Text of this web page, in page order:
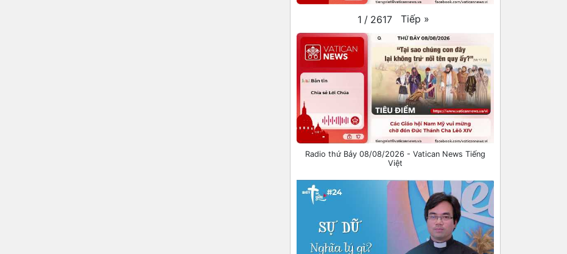
1 / 2617 Tiếp »
Radio thứ Bảy 08/08/2026 - Vatican News Tiếng
Việt